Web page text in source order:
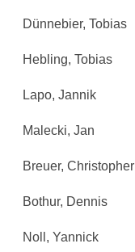
Dünnebier, Tobias
Hebling, Tobias
Lapo, Jannik
Malecki, Jan
Breuer, Christopher
Bothur, Dennis
Noll, Yannick